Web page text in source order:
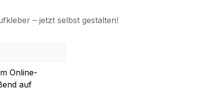
– jetzt selbst gestalten!
Online-
auf